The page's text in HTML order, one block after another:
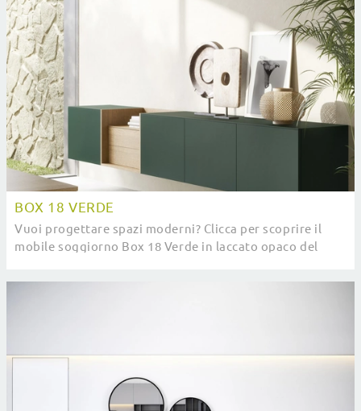
BOX 18 VERDE
Vuoi progettare spazi moderni? Clicca per scoprire il
mobile soggiorno Box 18 Verde in laccato opaco del